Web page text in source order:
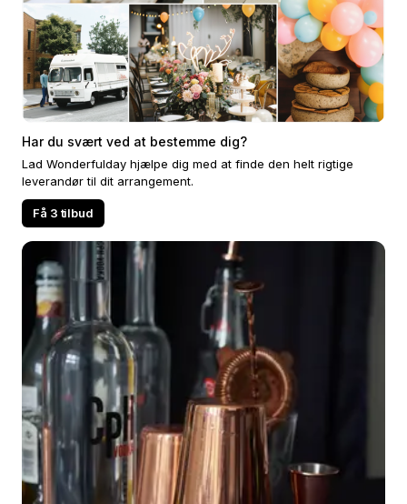
Har du svært ved at bestemme dig?
Lad Wonderfulday hjælpe dig med at finde den helt rigtige
leverandør til dit arrangement.
Få 3 tilbud